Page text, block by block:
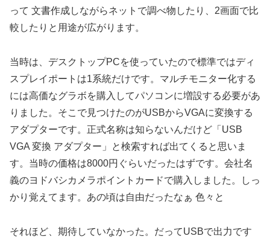
って 文書作成しながらネットで調べ物したり、2画面で比
較したりと用途が広がります。
当時は、デスクトップPCを使っていたので標準ではディ
スプレイポートは1系統だけです。マルチモニター化する
には高価なグラボを購入してパソコンに増設する必要があ
りました。そこで見つけたのがUSBからVGAに変換する
アダプターです。正式名称は知らないんだけど「USB
VGA 変換 アダプター」と検索すれば出てくると思いま
す。当時の価格は8000円ぐらいだったはずです。会社名
義のヨドバシカメラポイントカードで購入しました。しっ
かり覚えてます。あの頃は自由だったなぁ 色々と
それほど、期待していなかった。だってUSBで出力です